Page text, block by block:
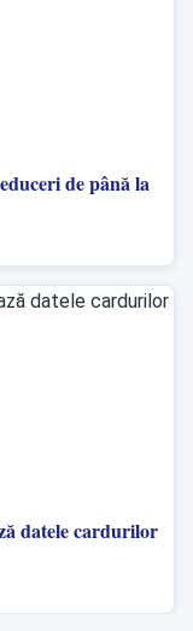
de până la
datele cardurilor